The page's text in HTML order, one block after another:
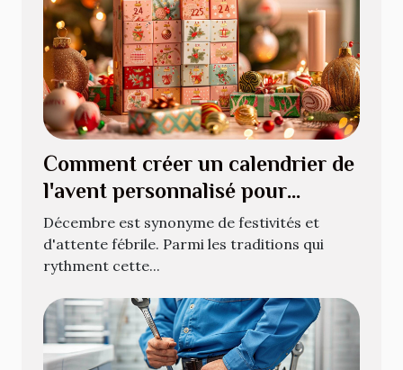
Comment créer un calendrier de
l'avent personnalisé pour
décembre
Décembre est synonyme de festivités et
d'attente fébrile. Parmi les traditions qui
rythment cette...